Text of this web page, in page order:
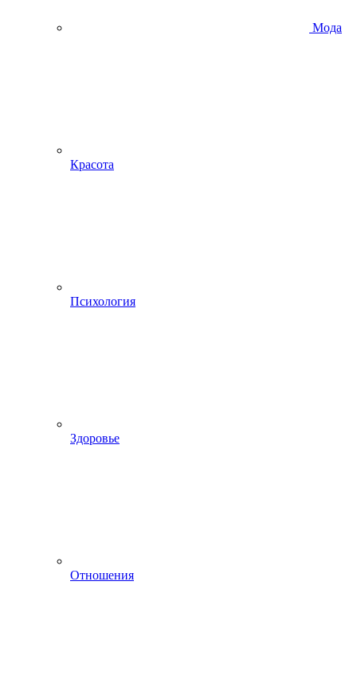
Мода
Красота
Психология
Здоровье
Отношения